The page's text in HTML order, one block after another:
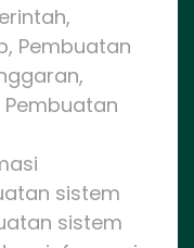
Pembuatan
Pembuatan
sistem
sistem